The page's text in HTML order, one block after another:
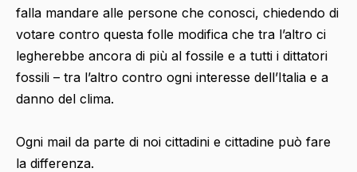
falla mandare alle persone che conosci, chiedendo di
votare contro questa folle modifica che tra l’altro ci
legherebbe ancora di più al fossile e a tutti i dittatori
fossili – tra l’altro contro ogni interesse dell’Italia e a
danno del clima.
Ogni mail da parte di noi cittadini e cittadine può fare
la differenza.